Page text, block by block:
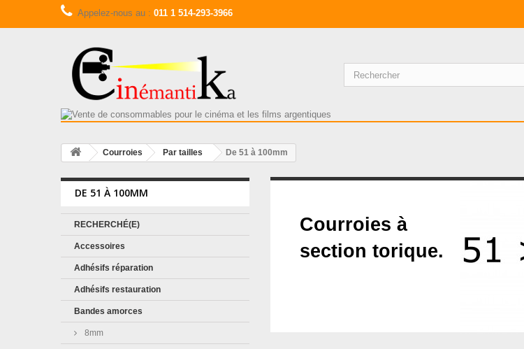
Appelez-nous au : 011 1 514-293-3966
Courroies Par tailles De 51 à 100mm
DE 51 À 100MM
RECHERCHÉ(E)
Accessoires
Adhésifs réparation
Adhésifs restauration
Bandes amorces
8mm
Courroies à
section torique.